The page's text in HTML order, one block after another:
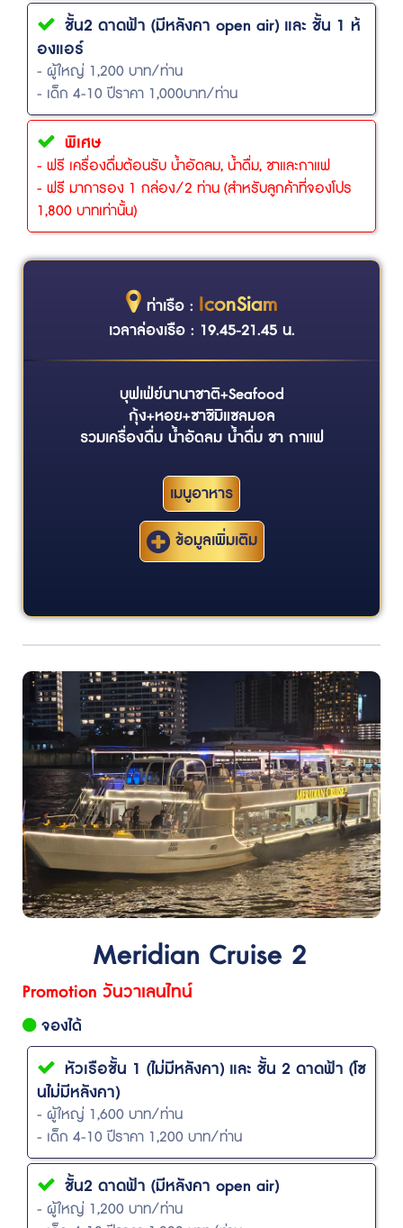
ชั้น2 ดาดฟ้า (มีหลังคา open air) และ ชั้น 1 ห้
องแอร์
- ผู้ใหญ่ 1,200 บาท/ท่าน
- เด็ก 4-10 ปีราคา 1,000บาท/ท่าน
พิเศษ
- ฟรี เครื่องดื่มต้อนรับ น้ำอัดลม, น้ำดื่ม, ชาและกาแฟ
- ฟรี มาการอง 1 กล่อง/2 ท่าน (สำหรับลูกค้าที่จองโปร
1,800 บาทเท่านั้น)
ท่าเรือ : IconSiam
เวลาล่องเรือ : 19.45-21.45 น.
บุฟเฟ่ย์นานาชาติ+Seafood
กุ้ง+หอย+ซาชิมิแซลมอล
รวมเครื่องดื่ม น้ำอัดลม น้ำดื่ม ชา กาแฟ
เมนูอาหาร
ข้อมูลเพิ่มเติม
Meridian Cruise 2
Promotion วันวาเลนไทน์
จองได้
หัวเรือชั้น 1 (ไม่มีหลังคา) และ ชั้น 2 ดาดฟ้า (โซ
นไม่มีหลังคา)
- ผู้ใหญ่ 1,600 บาท/ท่าน
- เด็ก 4-10 ปีราคา 1,200 บาท/ท่าน
ชั้น2 ดาดฟ้า (มีหลังคา open air)
- ผู้ใหญ่ 1,200 บาท/ท่าน